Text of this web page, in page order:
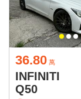
36.80 萬
INFINITI
Q50